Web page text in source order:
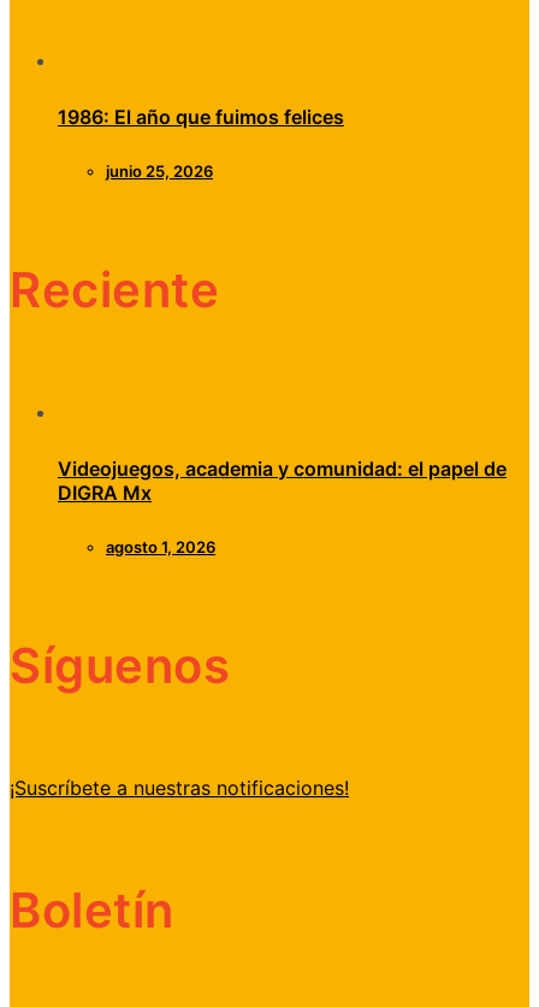
1986: El año que fuimos felices
junio 25, 2026
Reciente
Videojuegos, academia y comunidad: el papel de
DIGRA Mx
agosto 1, 2026
Síguenos
¡Suscríbete a nuestras notificaciones!
Boletín